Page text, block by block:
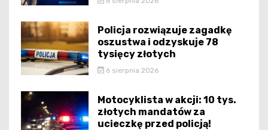
Policja rozwiązuje zagadkę
oszustwa i odzyskuje 78
tysięcy złotych
6 sierpnia 2026
Motocyklista w akcji: 10 tys.
złotych mandatów za
ucieczkę przed policją!